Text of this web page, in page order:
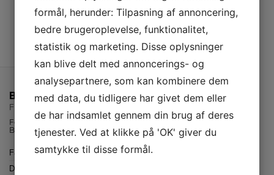
Beurer Fodbad
FB 20
Fodbad fra
Beurer med tre
funktioner til
pleje af ømme og
trætte fødder.
Farve
Lyserød
Dybde
formål, herunder: Tilpasning af annoncering,
bedre brugeroplevelse, funktionalitet,
statistik og marketing. Disse oplysninger
kan blive delt med annoncerings- og
analysepartnere, som kan kombinere dem
med data, du tidligere har givet dem eller
de har indsamlet gennem din brug af deres
tjenester. Ved at klikke på 'OK' giver du
samtykke til disse formål.